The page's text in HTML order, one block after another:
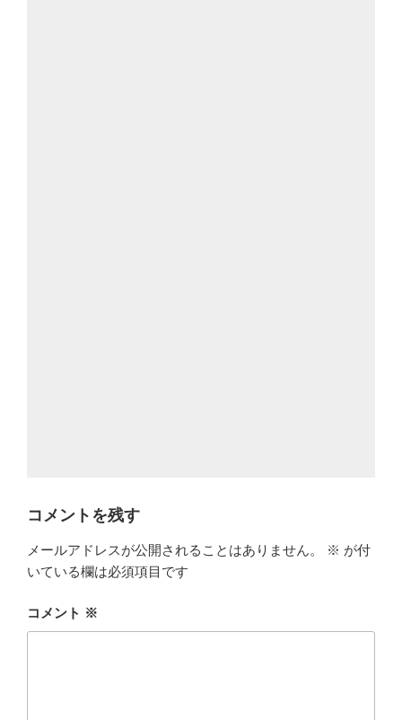
コメントを残す
メールアドレスが公開されることはありません。 ※ が付
いている欄は必須項目です
コメント ※